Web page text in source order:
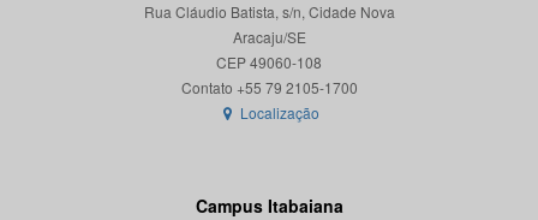
Rua Cláudio Batista, s/n, Cidade Nova
Aracaju/SE
CEP 49060-108
Localização
Campus Itabaiana